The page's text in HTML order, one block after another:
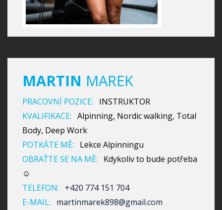
MARTIN MAREK
PRACOVNÍ POZICE:
INSTRUKTOR
KVALIFIKACE: Alpinning, Nordic walking, Total
Body, Deep Work
POTKÁTE MĚ:
Lekce Alpinningu
OBRAŤTE SE NA MĚ:
Kdykoliv to bude potřeba
☺
TELEFON:
+420 774 151 704
E-MAIL:
martinmarek898@gmail.com